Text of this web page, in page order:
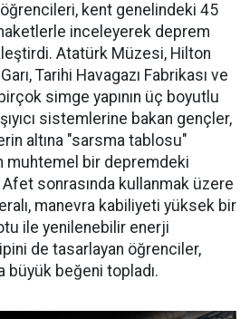
kent genelindeki 45
inceleyerek deprem
Atatürk Müzesi, Hilton
Tarihi Havagazı Fabrikası ve
simge yapının üç boyutlu
sistemlerine bakan gençler,
altına "sarsma tablosu"
muhtemel bir depremdeki
Afet sonrasında kullanmak üzere
manevra kabiliyeti yüksek bir
ile yenilenebilir enerji
de tasarlayan öğrenciler,
büyük beğeni topladı.